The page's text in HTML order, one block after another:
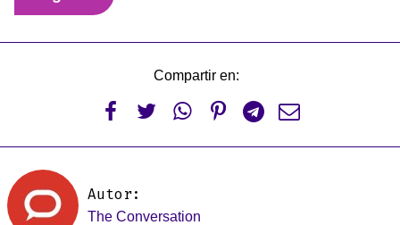
Compartir en:
     
Autor:
The Conversation